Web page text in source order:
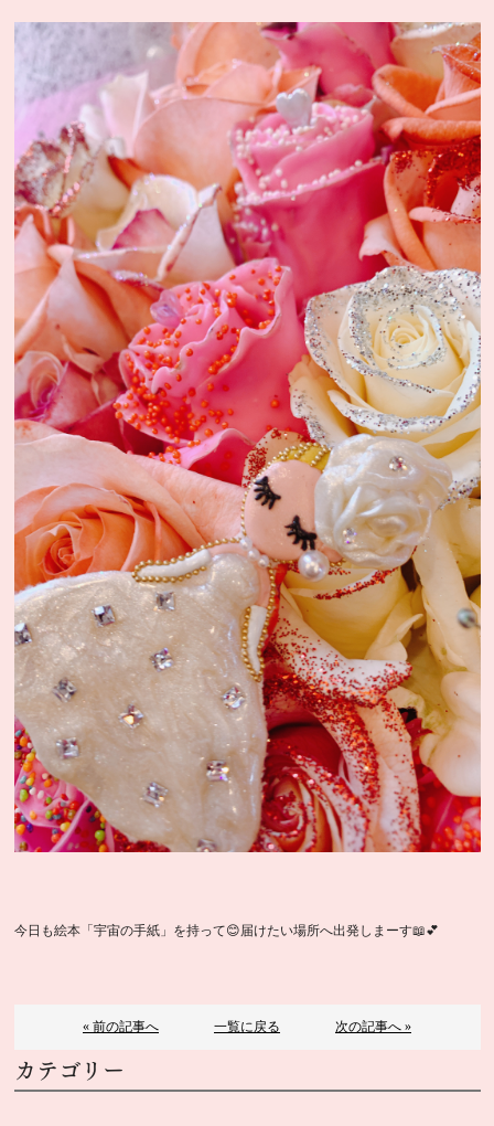
今日も絵本「宇宙の手紙」を持って😊届けたい場所へ出発しまーす📖︎💕︎
« 前の記事へ 一覧に戻る 次の記事へ »
カテゴリー